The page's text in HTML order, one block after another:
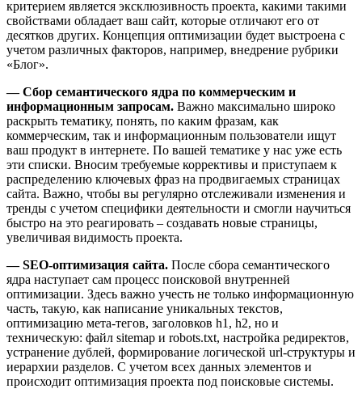
критерием является эксклюзивность проекта, какими такими
свойствами обладает ваш сайт, которые отличают его от
десятков других. Концепция оптимизации будет выстроена с
учетом различных факторов, например, внедрение рубрики
«Блог».
— Сбор семантического ядра по коммерческим и
информационным запросам. Важно максимально широко
раскрыть тематику, понять, по каким фразам, как
коммерческим, так и информационным пользователи ищут
ваш продукт в интернете. По вашей тематике у нас уже есть
эти списки. Вносим требуемые коррективы и приступаем к
распределению ключевых фраз на продвигаемых страницах
сайта. Важно, чтобы вы регулярно отслеживали изменения и
тренды с учетом специфики деятельности и смогли научиться
быстро на это реагировать – создавать новые страницы,
увеличивая видимость проекта.
— SEO-оптимизация сайта. После сбора семантического
ядра наступает сам процесс поисковой внутренней
оптимизации. Здесь важно учесть не только информационную
часть, такую, как написание уникальных текстов,
оптимизацию мета-тегов, заголовков h1, h2, но и
техническую: файл sitemap и robots.txt, настройка редиректов,
устранение дублей, формирование логической url-структуры и
иерархии разделов. С учетом всех данных элементов и
происходит оптимизация проекта под поисковые системы.